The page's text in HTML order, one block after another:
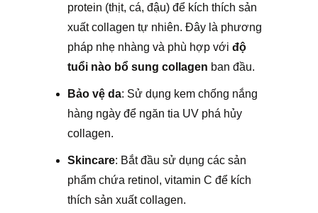
protein (thịt, cá, đậu) để kích thích sản
xuất collagen tự nhiên. Đây là phương
pháp nhẹ nhàng và phù hợp với độ
tuổi nào bổ sung collagen ban đầu.
Bảo vệ da: Sử dụng kem chống nắng
hàng ngày để ngăn tia UV phá hủy
collagen.
Skincare: Bắt đầu sử dụng các sản
phẩm chứa retinol, vitamin C để kích
thích sản xuất collagen.